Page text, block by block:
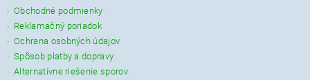
Obchodné podmienky
Reklamačný poriadok
Ochrana osobných údajov
Spôsob platby a dopravy
Alternatívne riešenie sporov